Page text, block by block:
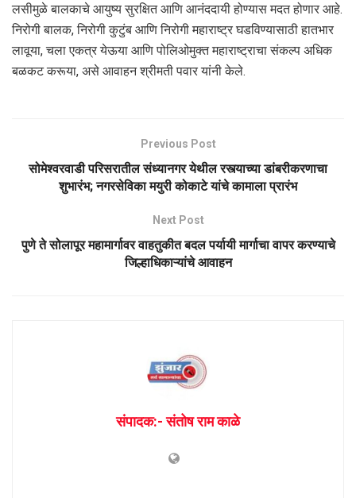
लसीमुळे बालकाचे आयुष्य सुरक्षित आणि आनंददायी होण्यास मदत होणार आहे.
निरोगी बालक, निरोगी कुटुंब आणि निरोगी महाराष्ट्र घडविण्यासाठी हातभार
लावूया, चला एकत्र येऊया आणि पोलिओमुक्त महाराष्ट्राचा संकल्प अधिक
बळकट करूया, असे आवाहन श्रीमती पवार यांनी केले.
Previous Post
सोमेश्वरवाडी परिसरातील संध्यानगर येथील रस्त्याच्या डांबरीकरणाचा
शुभारंभ; नगरसेविका मयुरी कोकाटे यांचे कामाला प्रारंभ
Next Post
पुणे ते सोलापूर महामार्गावर वाहतुकीत बदल पर्यायी मार्गाचा वापर करण्याचे
जिल्हाधिकाऱ्यांचे आवाहन
संपादक:- संतोष राम काळे